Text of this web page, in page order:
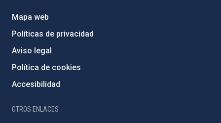
Mapa web
Políticas de privacidad
Aviso legal
Política de cookies
Accesibilidad
OTROS ENLACES